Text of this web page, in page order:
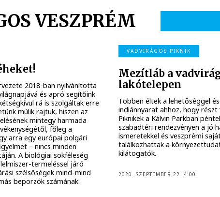
VESZPRÉM
2018-ban nyilvánította
és apró segítőink
rá is szolgáltak erre
múlik rajtuk, hiszen az
mintegy harmada
főleg a
arra egy európai polgári
– nincs minden
A biológiai sokféleség
termeléssel járó
szélsőségek mind-mind
beporzók számának
VADVIRÁGOS PIKNIK
Mezítláb a
lakótelepen
Többen éltek a lehetőséggel
indiánnyarat ahhoz, hogy részt
Piknikek a Kálvin Parkban
szabadtéri rendezvényen a jó
ismeretekkel és veszprémi
találkozhattak a
kilátogatók.
2020. SZEPTEMBER 22. 4:00